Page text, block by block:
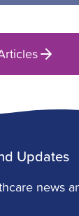
Updates
news